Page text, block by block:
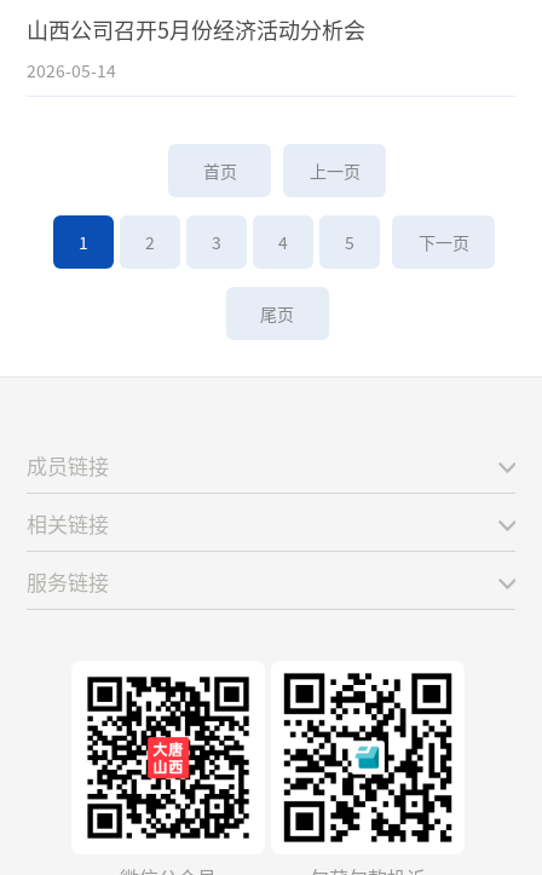
山西公司召开5月份经济活动分析会
2026-05-14
首页 上一页
1 2 3 4 5 下一页
尾页
成员链接
相关链接
服务链接